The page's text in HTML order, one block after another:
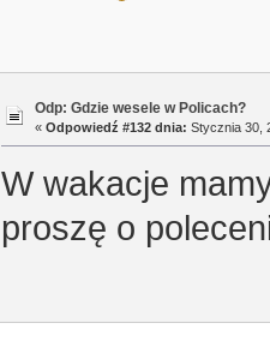
Odp: Gdzie wesele w Policach?
« Odpowiedź #132 dnia: Stycznia 30,
W wakacje
proszę o